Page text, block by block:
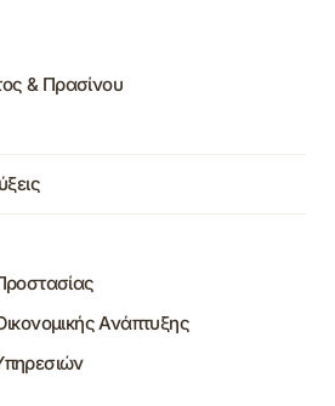
& Πρασίνου
Ανάπτυξης